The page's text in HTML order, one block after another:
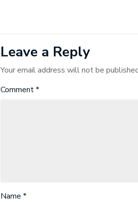
Leave a Reply
Your email address will not be
Comment*
Name *